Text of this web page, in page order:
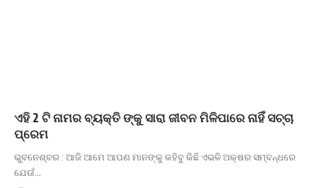
ଏହି 2 ଟି ନାମର ବ୍ୟକ୍ତି ଙ୍କୁ ସାରା ଜୀବନ ମିଳିପାରେ ନାହିଁ ସଚ୍ଚା
ପ୍ରେମ
ଭୁବନେଶ୍ବର : ଆଜି ଆମେ ଆପଣ ମାନଙ୍କୁ କହିବୁ କିଛି ଏଭଳି ଅକ୍ଷର ସମ୍ବନ୍ଧରେ
ଯେଉଁ…